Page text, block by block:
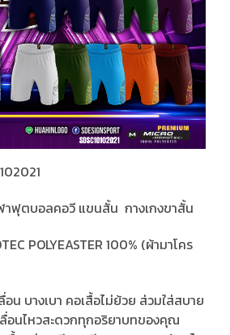
าฟุตบอลคอวี แขนสั้น กางเกงขาสั้น
POLYEASTER 100% (ผ้ามาโคร
น บางเบา คอเสื้อไม่ย้วย ส่วมใส่สบาย
อนไหวสะดวกทุกอริยาบทของคุณ